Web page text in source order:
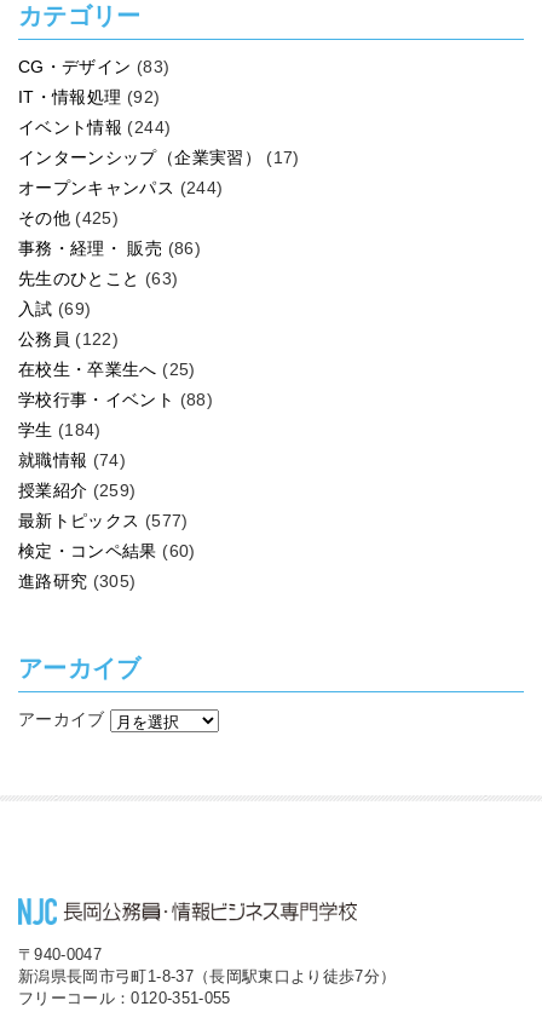
カテゴリー
CG・デザイン (83)
IT・情報処理 (92)
イベント情報 (244)
インターンシップ（企業実習）
(17)
オープンキャンパス (244)
その他 (425)
事務・経理・ 販売 (86)
先生のひとこと (63)
入試 (69)
公務員 (122)
在校生・卒業生へ (25)
学校行事・イベント (88)
学生 (184)
就職情報 (74)
授業紹介 (259)
最新トピックス (577)
検定・コンペ結果 (60)
進路研究 (305)
アーカイブ
アーカイブ
〒940-0047
新潟県長岡市弓町1-8-37（長岡駅東口より徒歩7分）
フリーコール：0120-351-055